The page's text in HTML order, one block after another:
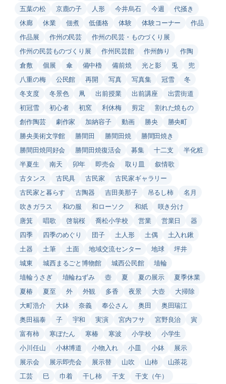
五葉の松
京鹿の子 人形 今井烏石 今週
代掻き
休廊
休業 佃煮 低価格 体験 体験コーナー
作品
作品展
作州の民芸
作州の民芸・ものづくり展
作州の民芸ものづくり展
作州民芸館 作州飾り
作陶
倉敷
個展 傘 備中櫓 備前焼 光と影 兎
兜
八重の梅
公民館 再開 写真 写真集 冠雪
冬
冬支度
冬景色 凧 出前授業 出前講座
出雲街道
初冠雪
初心者 初窯 利休梅 剪定
割れた焼もの
創作陶芸
劇作家 加納容子 動画 勝央
勝央町
勝央美術文学館
勝間田 勝間田焼
勝間田焼き
勝間田焼同好会
勝間田焼復活会 募集 十二支
半化粧
半夏生
南天 卯年 即売会 取り皿
叙情歌
古タンス
古民具 古民家
古民家ギャラリー
古民家と暮らす
古陶器 吉田美那子 吊るし柿
名月
吹きガラス
和の服 和ローソク 和紙
咲き分け
唐箕
唱歌 啓翁桜 喬松小学校 営業 営業日
器
四季
四季のめぐり 団子 土人形 土偶
土入れ鍬
土器
土筆 土面 地域交流センター 地球
坪井
城東
城西まるごと博物館 城西公民館
埴輪
埴輪うさぎ
埴輪ねずみ 壺 夏 夏の展示
夏季休業
夏椿
夏至 外 外観 多香 夜景 大壺
大掃除
大町浩介
大鉢 奈義 奉公さん 奥田
奥田瑞江
奥田福泰
子 宇和 実演 宮内フサ 宮野良治
寅
富有柿
寒ぼたん 寒椿 寒波 小学校
小学生
小川任山
小林博道 小物入れ 小皿 小鉢
展示
展示会
展示即売会 展示替 山吹 山柿
山茶花
工芸
巳 巾着 干し柿 干支
干支（午）